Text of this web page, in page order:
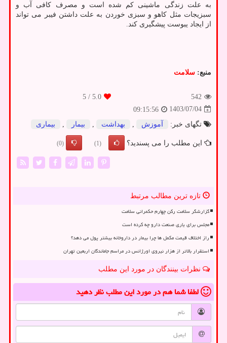
به علت زندگی ماشینی کم شده است و مصرف کافی آب و
سبزیجات مثل کاهو و سبزی خوردن به علت داشتن فیبر می تواند
از ایجاد یبوست پیشگیری کند.
منبع: سلامت
542
5.0
/ 5
1403/07/04
09:15:56
تگهای خبر:
آموزش , بهداشت , بیمار , بیماری
این مطلب را می پسندید؟ (1)
(0)
تازه ترین مطالب مرتبط
گزارشگر سلامت رکن چهارم حکمرانی سلامت
مجلس برای یاری صنعت دارو چه کرده است
راز اختلاف قیمت مکمل ها چرا بیمار در داروخانه بیشتر پول می دهد؟
استقرار بالاتر از هزار نیروی اورژانس در مراسم جاماندگان اربعین تهران
نظرات بینندگان در مورد این مطلب
لطفا شما همدر مورد این مطلبنظر دهید